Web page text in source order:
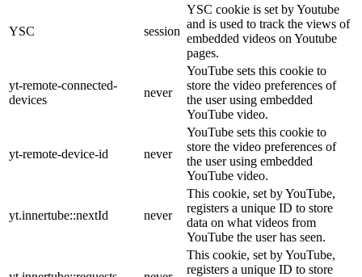
YSC session
YSC cookie is set by Youtube
and is used to track the views of
embedded videos on Youtube
pages.
yt-remote-connected-
devices
never
YouTube sets this cookie to
store the video preferences of
the user using embedded
YouTube video.
yt-remote-device-id never
YouTube sets this cookie to
store the video preferences of
the user using embedded
YouTube video.
yt.innertube::nextId never
This cookie, set by YouTube,
registers a unique ID to store
data on what videos from
YouTube the user has seen.
This cookie, set by YouTube,
registers a unique ID to store